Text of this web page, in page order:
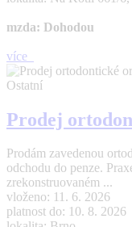
mzda: Dohodou
více
Ostatní
Prodej
Prodám zavedenou
odchodu do penze.
zrekonstruovaném ...
vloženo: 11. 6. 2026
platnost do: 10. 8. 2026